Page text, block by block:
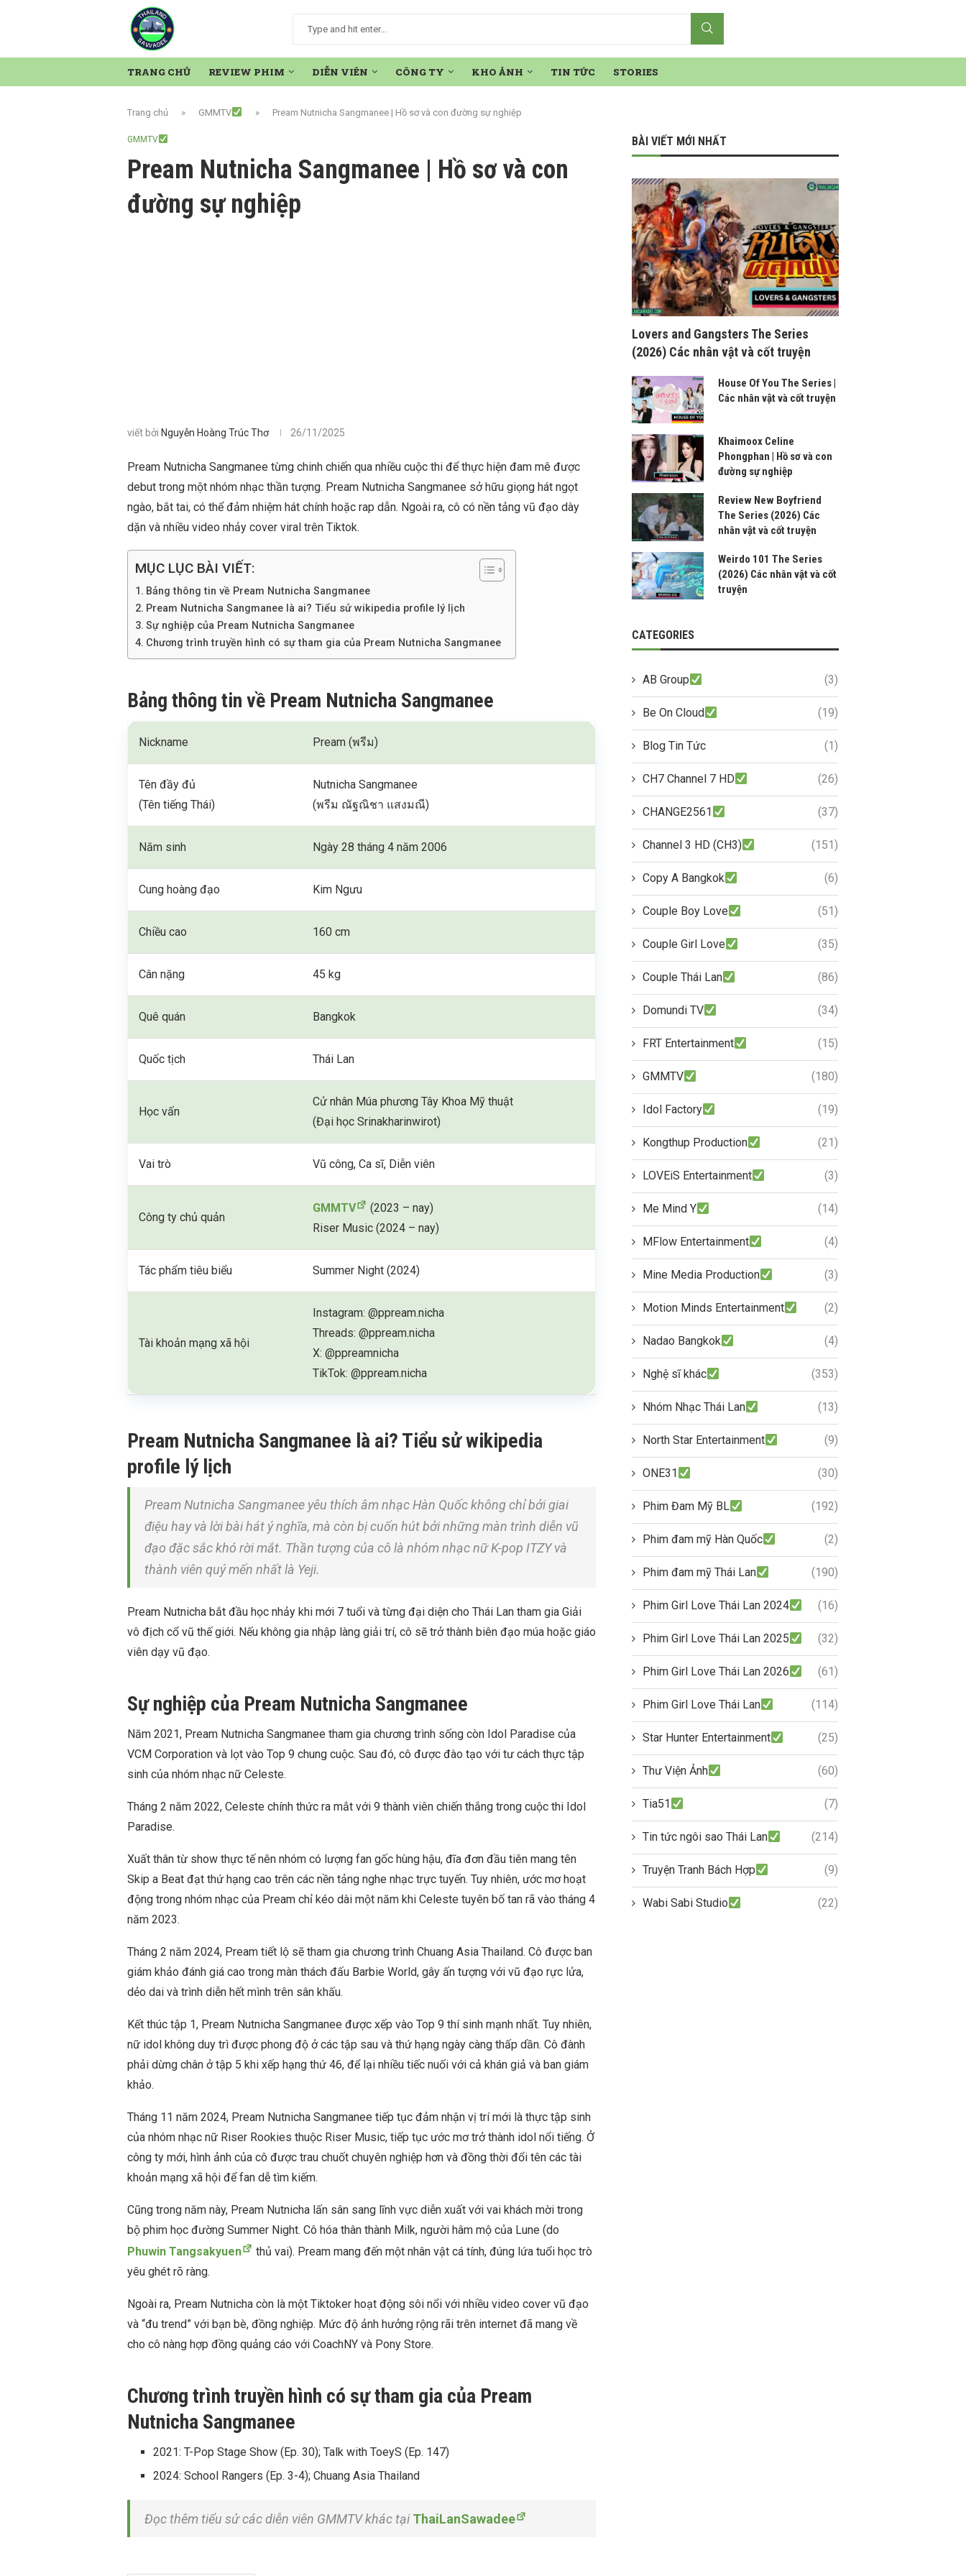
TRANG CHỦ REVIEW PHIM DIỄN VIÊN CÔNG TY KHO ẢNH TIN TỨC STORIES
Trang chủ » GMMTV » Pream Nutnicha Sangmanee | Hồ sơ và con đường sự nghiệp
GMMTV
Pream Nutnicha Sangmanee | Hồ sơ và con
đường sự nghiệp
viết bởi Nguyễn Hoàng Trúc Thơ 26/11/2025
Pream Nutnicha Sangmanee từng chinh chiến qua nhiều cuộc thi để thực hiện đam mê được
debut trong một nhóm nhạc thần tượng. Pream Nutnicha Sangmanee sở hữu giọng hát ngọt
ngào, bắt tai, có thể đảm nhiệm hát chính hoặc rap dẫn. Ngoài ra, cô có nền tảng vũ đạo dày
dặn và nhiều video nhảy cover viral trên Tiktok.
MỤC LỤC BÀI VIẾT:
Bảng thông tin về Pream Nutnicha Sangmanee
Pream Nutnicha Sangmanee là ai? Tiểu sử wikipedia profile lý lịch
Sự nghiệp của Pream Nutnicha Sangmanee
Chương trình truyền hình có sự tham gia của Pream Nutnicha Sangmanee
Bảng thông tin về Pream Nutnicha Sangmanee
Nickname Pream (พรีม)
Tên đầy đủ
(Tên tiếng Thái)
Nutnicha Sangmanee
(พรีม ณัฐณิชา แสงมณี)
Năm sinh Ngày 28 tháng 4 năm 2006
Cung hoàng đạo Kim Ngưu
Chiều cao 160 cm
Cân nặng 45 kg
Quê quán Bangkok
Quốc tịch Thái Lan
Học vấn
Cử nhân Múa phương Tây Khoa Mỹ thuật
(Đại học Srinakharinwirot)
Vai trò Vũ công, Ca sĩ, Diễn viên
Công ty chủ quản
GMMTV
(2023 – nay)
Riser Music (2024 – nay)
Tác phẩm tiêu biểu Summer Night (2024)
Tài khoản mạng xã hội
Instagram: @ppream.nicha
Threads: @ppream.nicha
X: @ppreamnicha
TikTok: @ppream.nicha
Pream Nutnicha Sangmanee là ai? Tiểu sử wikipedia
profile lý lịch
Pream Nutnicha Sangmanee yêu thích âm nhạc Hàn Quốc không chỉ bởi giai
điệu hay và lời bài hát ý nghĩa, mà còn bị cuốn hút bởi những màn trình diễn vũ
đạo đặc sắc khó rời mắt. Thần tượng của cô là nhóm nhạc nữ K-pop ITZY và
thành viên quý mến nhất là Yeji.
Pream Nutnicha bắt đầu học nhảy khi mới 7 tuổi và từng đại diện cho Thái Lan tham gia Giải
vô địch cổ vũ thế giới. Nếu không gia nhập làng giải trí, cô sẽ trở thành biên đạo múa hoặc giáo
viên dạy vũ đạo.
Sự nghiệp của Pream Nutnicha Sangmanee
Năm 2021, Pream Nutnicha Sangmanee tham gia chương trình sống còn Idol Paradise của
VCM Corporation và lọt vào Top 9 chung cuộc. Sau đó, cô được đào tạo với tư cách thực tập
sinh của nhóm nhạc nữ Celeste.
Tháng 2 năm 2022, Celeste chính thức ra mắt với 9 thành viên chiến thắng trong cuộc thi Idol
Paradise.
Xuất thân từ show thực tế nên nhóm có lượng fan gốc hùng hậu, đĩa đơn đầu tiên mang tên
Skip a Beat đạt thứ hạng cao trên các nền tảng nghe nhạc trực tuyến. Tuy nhiên, ước mơ hoạt
động trong nhóm nhạc của Pream chỉ kéo dài một năm khi Celeste tuyên bố tan rã vào tháng 4
năm 2023.
Tháng 2 năm 2024, Pream tiết lộ sẽ tham gia chương trình Chuang Asia Thailand. Cô được ban
giám khảo đánh giá cao trong màn thách đấu Barbie World, gây ấn tượng với vũ đạo rực lửa,
dẻo dai và trình diễn hết mình trên sân khấu.
Kết thúc tập 1, Pream Nutnicha Sangmanee được xếp vào Top 9 thí sinh mạnh nhất. Tuy nhiên,
nữ idol không duy trì được phong độ ở các tập sau và thứ hạng ngày càng thấp dần. Cô đành
phải dừng chân ở tập 5 khi xếp hạng thứ 46, để lại nhiều tiếc nuối với cả khán giả và ban giám
khảo.
Tháng 11 năm 2024, Pream Nutnicha Sangmanee tiếp tục đảm nhận vị trí mới là thực tập sinh
của nhóm nhạc nữ Riser Rookies thuộc Riser Music, tiếp tục ước mơ trở thành idol nổi tiếng. Ở
công ty mới, hình ảnh của cô được trau chuốt chuyên nghiệp hơn và đồng thời đổi tên các tài
khoản mạng xã hội để fan dễ tìm kiếm.
Cũng trong năm này, Pream Nutnicha lấn sân sang lĩnh vực diễn xuất với vai khách mời trong
bộ phim học đường Summer Night. Cô hóa thân thành Milk, người hâm mộ của Lune (do
Phuwin Tangsakyuen
thủ vai). Pream mang đến một nhân vật cá tính, đúng lứa tuổi học trò
yêu ghét rõ ràng.
Ngoài ra, Pream Nutnicha còn là một Tiktoker hoạt động sôi nổi với nhiều video cover vũ đạo
và “đu trend” với bạn bè, đồng nghiệp. Mức độ ảnh hưởng rộng rãi trên internet đã mang về
cho cô nàng hợp đồng quảng cáo với CoachNY và Pony Store.
Chương trình truyền hình có sự tham gia của Pream
Nutnicha Sangmanee
2021: T-Pop Stage Show (Ep. 30); Talk with ToeyS (Ep. 147)
2024: School Rangers (Ep. 3-4); Chuang Asia Thailand
Đọc thêm tiểu sử các diễn viên GMMTV khác tại ThaiLanSawadee
BÀI VIẾT MỚI NHẤT
Lovers and Gangsters The Series
(2026) Các nhân vật và cốt truyện
House Of You The Series |
Các nhân vật và cốt truyện
Khaimoox Celine
Phongphan | Hồ sơ và con
đường sự nghiệp
Review New Boyfriend
The Series (2026) Các
nhân vật và cốt truyện
Weirdo 101 The Series
(2026) Các nhân vật và cốt
truyện
CATEGORIES
AB Group (3)
Be On Cloud (19)
Blog Tin Tức (1)
CH7 Channel 7 HD (26)
CHANGE2561 (37)
Channel 3 HD (CH3) (151)
Copy A Bangkok (6)
Couple Boy Love (51)
Couple Girl Love (35)
Couple Thái Lan (86)
Domundi TV (34)
FRT Entertainment (15)
GMMTV (180)
Idol Factory (19)
Kongthup Production (21)
LOVEiS Entertainment (3)
Me Mind Y (14)
MFlow Entertainment (4)
Mine Media Production (3)
Motion Minds Entertainment (2)
Nadao Bangkok (4)
Nghệ sĩ khác (353)
Nhóm Nhạc Thái Lan (13)
North Star Entertainment (9)
ONE31 (30)
Phim Đam Mỹ BL (192)
Phim đam mỹ Hàn Quốc (2)
Phim đam mỹ Thái Lan (190)
Phim Girl Love Thái Lan 2024 (16)
Phim Girl Love Thái Lan 2025 (32)
Phim Girl Love Thái Lan 2026 (61)
Phim Girl Love Thái Lan (114)
Star Hunter Entertainment (25)
Thư Viện Ảnh (60)
Tia51 (7)
Tin tức ngôi sao Thái Lan (214)
Truyện Tranh Bách Hợp (9)
Wabi Sabi Studio (22)